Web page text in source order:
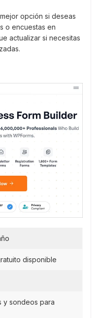
opción si deseas
o encuestas en
actualizar si necesitas
disponible
y sondeos para